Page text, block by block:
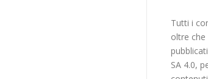
Tutti i
oltre che
SA 4.0,